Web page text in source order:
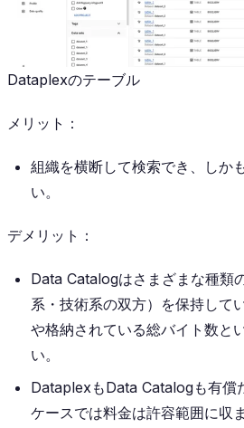
Dataplexのテーブル
メリット：
組織を横断して検索でき、しか
い。
デメリット：
Data Catalogはさまざまな種類
系・技術系の双方）を保持して
や格納されている総バイト数と
い。
DataplexもData Catalogも有償
ケースでは料金は許容範囲に収